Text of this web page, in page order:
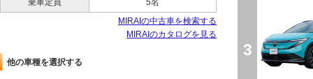
乗車定員
5名
MIRAIの中古車を検索する
MIRAIのカタログを見る
他の車種を選択する
3